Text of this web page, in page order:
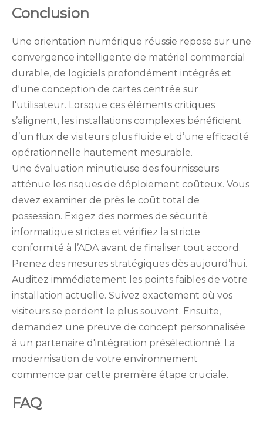
Conclusion
Une orientation numérique réussie repose sur une
convergence intelligente de matériel commercial
durable, de logiciels profondément intégrés et
d'une conception de cartes centrée sur
l'utilisateur. Lorsque ces éléments critiques
s’alignent, les installations complexes bénéficient
d’un flux de visiteurs plus fluide et d’une efficacité
opérationnelle hautement mesurable.
Une évaluation minutieuse des fournisseurs
atténue les risques de déploiement coûteux. Vous
devez examiner de près le coût total de
possession. Exigez des normes de sécurité
informatique strictes et vérifiez la stricte
conformité à l’ADA avant de finaliser tout accord.
Prenez des mesures stratégiques dès aujourd’hui.
Auditez immédiatement les points faibles de votre
installation actuelle. Suivez exactement où vos
visiteurs se perdent le plus souvent. Ensuite,
demandez une preuve de concept personnalisée
à un partenaire d'intégration présélectionné. La
modernisation de votre environnement
commence par cette première étape cruciale.
FAQ